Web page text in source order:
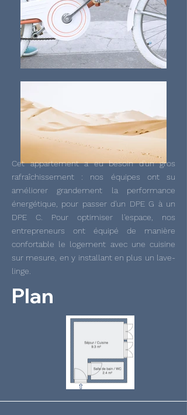
Cet appartement a eu besoin d'un gros
rafraîchissement : nos équipes ont su
améliorer grandement la performance
énergétique, pour passer d'un DPE G à un
DPE C. Pour optimiser l'espace, nos
entrepreneurs ont équipé de manière
confortable le logement avec une cuisine
sur mesure, en y installant en plus un lave-
linge.
Plan